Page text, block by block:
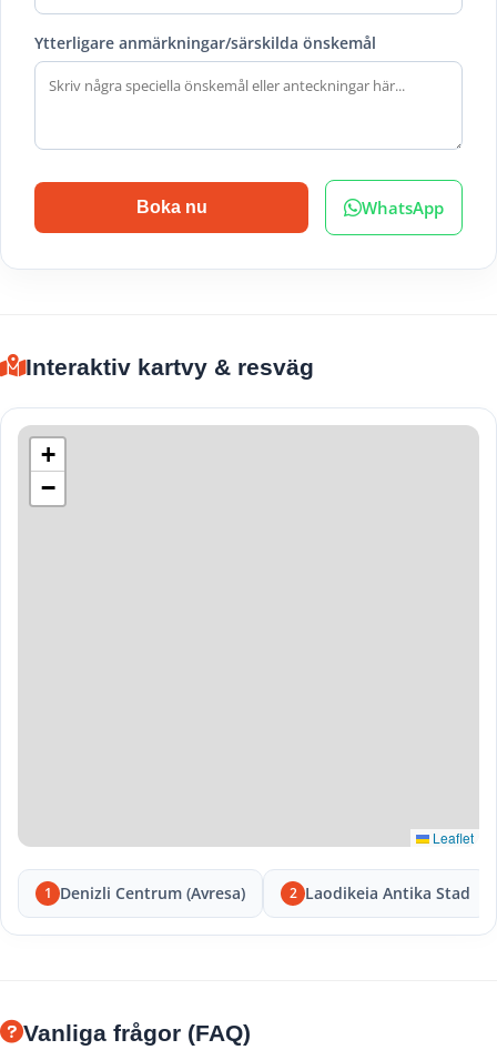
Ytterligare anmärkningar/särskilda önskemål
Boka nu WhatsApp
Interaktiv kartvy & resväg
+
−
Leaflet
1 Denizli Centrum (Avresa) 2 Laodikeia Antika Stad
Vanliga frågor (FAQ)